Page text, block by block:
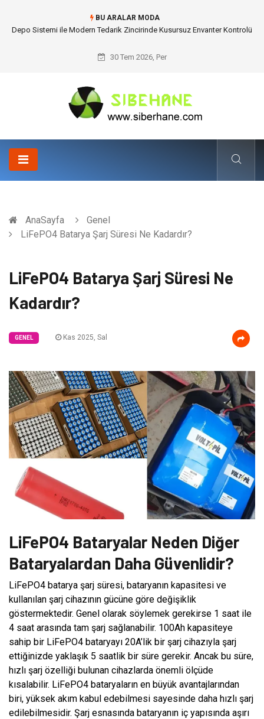
BU ARALAR MODA
Akrilik Boyama Seti ile Evinizde Dijitalden Uzak Bir Deşarj Alanı Tasarlayın
30 Tem 2026, Per
AnaSayfa
Genel
LiFePO4 Batarya Şarj Süresi Ne Kadardır?
LiFePO4 Batarya Şarj Süresi Ne
Kadardır?
GENEL Kas 2025, Sal
LiFePO4 Bataryalar Neden Diğer
Bataryalardan Daha Güvenlidir?
LiFePO4 batarya şarj süresi, bataryanın kapasitesi ve
kullanılan şarj cihazının gücüne göre değişiklik
göstermektedir. Genel olarak söylemek gerekirse 1 saat ile
4 saat arasında tam şarj sağlanabilir. 100Ah kapasiteye
sahip bir LiFePO4 bataryayı 20A’lik bir şarj cihazıyla şarj
ettiğinizde yaklaşık 5 saatlik bir süre gerekir. Ancak bu süre,
hızlı şarj özelliği bulunan cihazlarda önemli ölçüde
kısalabilir. LiFePO4 bataryaların en büyük avantajlarından
biri, yüksek akım kabul edebilmesi sayesinde daha hızlı şarj
edilebilmesidir. Şarj esnasında bataryanın iç yapısında aşırı